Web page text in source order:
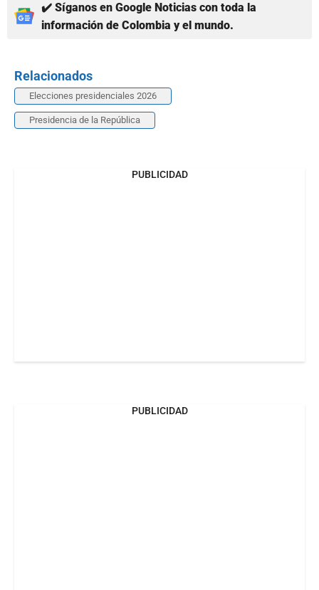
✔️ Síganos en Google Noticias con toda la
información de Colombia y el mundo.
Relacionados
Elecciones presidenciales 2026
Presidencia de la República
PUBLICIDAD
PUBLICIDAD